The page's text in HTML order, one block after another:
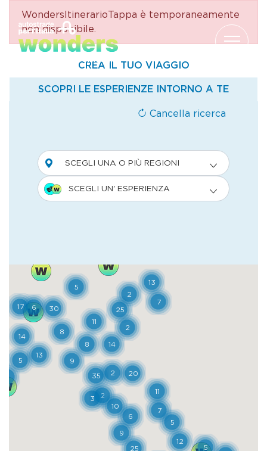
Salta al contenuto
WondersItinerarioTappa è temporaneamente
non disponibile.